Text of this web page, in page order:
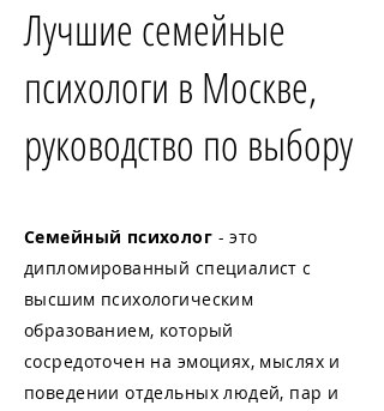
Лучшие семейные
психологи в Москве,
руководство по выбору
Семейный психолог - это
дипломированный специалист с
высшим психологическим
образованием, который
сосредоточен на эмоциях, мыслях и
поведении отдельных людей, пар и